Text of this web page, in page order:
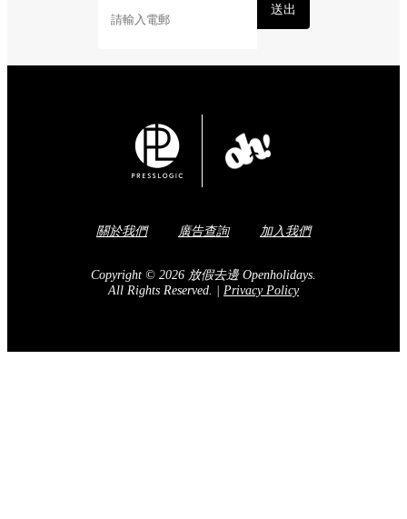
送出
關於我們 廣告查詢 加入我們
Copyright © 2026 放假去邊 Openholidays.
All Rights Reserved.
Privacy Policy